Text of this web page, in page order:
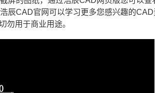
辰CAD官网 可以学习更多您感兴趣的
勿用于商业用途。